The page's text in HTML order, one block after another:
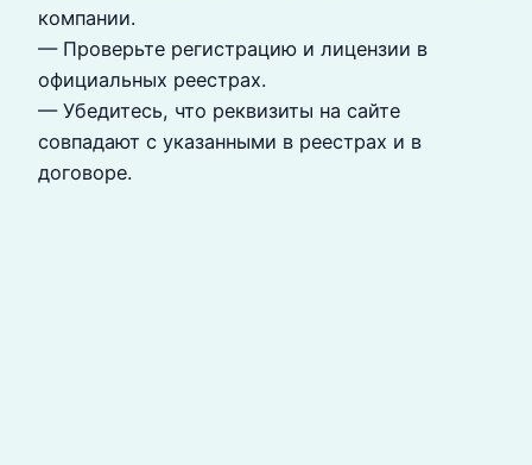
компании.
— Проверьте регистрацию и лицензии в
официальных реестрах.
— Убедитесь, что реквизиты на сайте
совпадают с указанными в реестрах и в
договоре.